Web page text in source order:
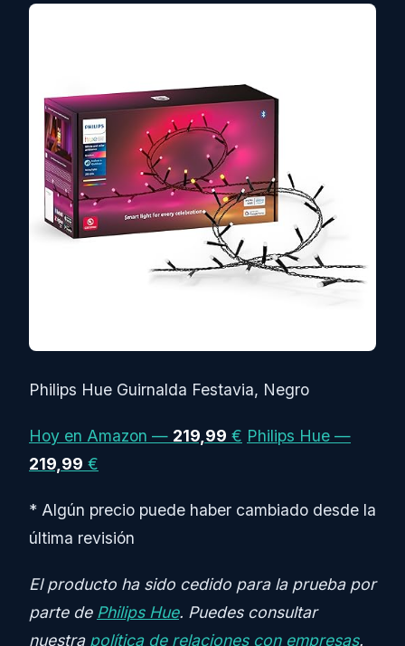
Philips Hue Guirnalda Festavia, Negro
Hoy en Amazon — 219,99 € Philips Hue —
219,99 €
* Algún precio puede haber cambiado desde la
última revisión
El producto ha sido cedido para la prueba por
parte de Philips Hue. Puedes consultar
nuestra política de relaciones con empresas.